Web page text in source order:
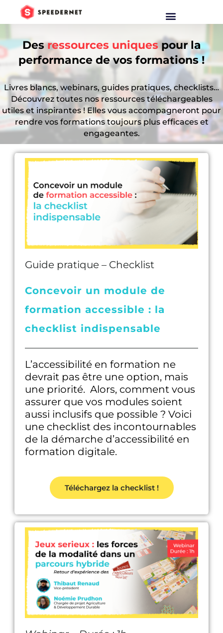
Desressources uniquespour la
performance de vos formations !
Livres blancs, webinars, guides pratiques, checklists…
Découvrez toutes nos ressources téléchargeables
utiles et inspirantes ! Elles vous accompagneront pour
rendre vos formations toujours plus efficaces et
engageantes.
Guide pratique – Checklist
Concevoir un module de
formation accessible : la
checklist indispensable
L’accessibilité en formation ne
devrait pas être une option, mais
une priorité. Alors, comment vous
assurer que vos modules soient
aussi inclusifs que possible ? Voici
une checklist des incontournables
de la démarche d’accessibilité en
formation digitale.
Téléchargez la checklist !